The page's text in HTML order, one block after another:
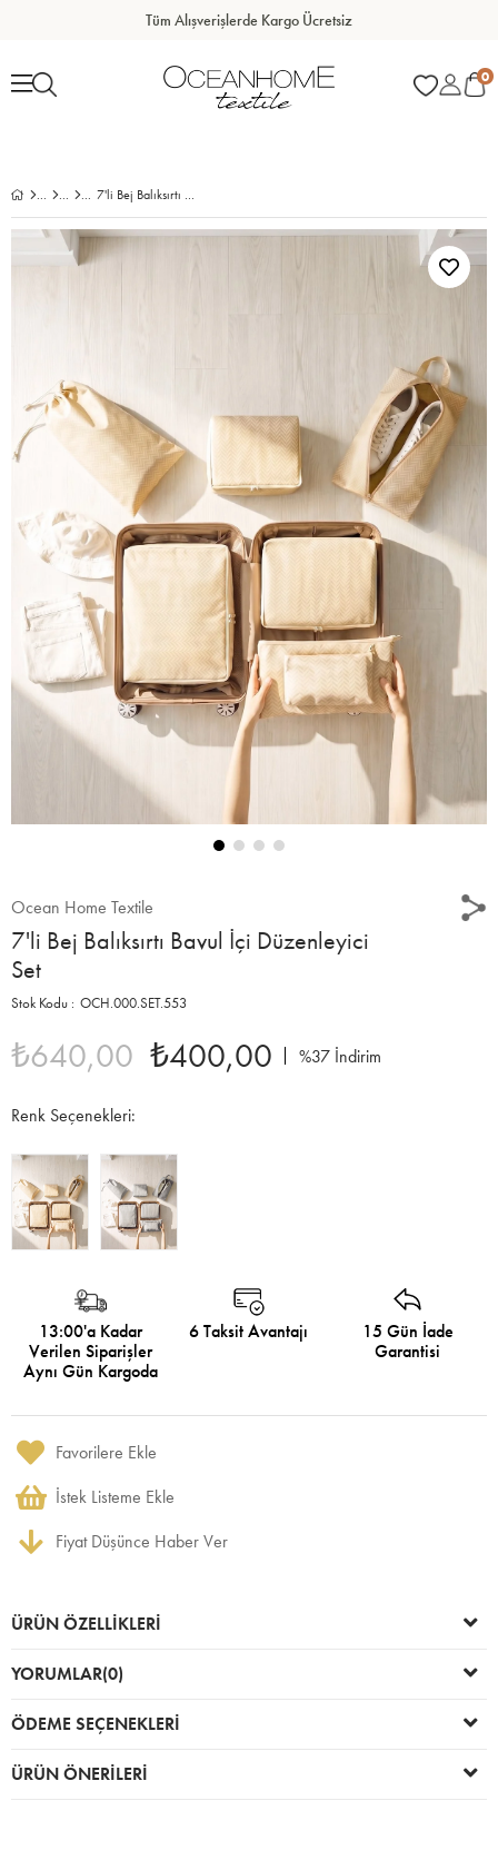
Tüm Alışverişlerde Kargo Ücretsiz
0
7'li Bej Balıksırtı Bavul İçi Düzenleyici Set
Ocean Home Textile
7'li Bej Balıksırtı Bavul İçi Düzenleyici
Set
OCH.000.SET.553
₺640,00 ₺400,00 %37 İndirim
Renk Seçenekleri:
13:00'a Kadar
Verilen Siparişler
Aynı Gün Kargoda
6 Taksit Avantajı
15 Gün İade
Garantisi
Favorilere Ekle
İstek Listeme Ekle
Fiyat Düşünce Haber Ver
ÜRÜN ÖZELLIKLERI
YORUMLAR(0)
ÖDEME SEÇENEKLERI
ÜRÜN ÖNERILERI